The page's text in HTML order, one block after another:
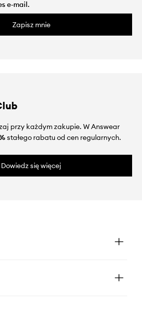
Zapisz mnie
przy każdym zakupie. W Answear
stałego rabatu od cen regularnych.
Dowiedz się więcej